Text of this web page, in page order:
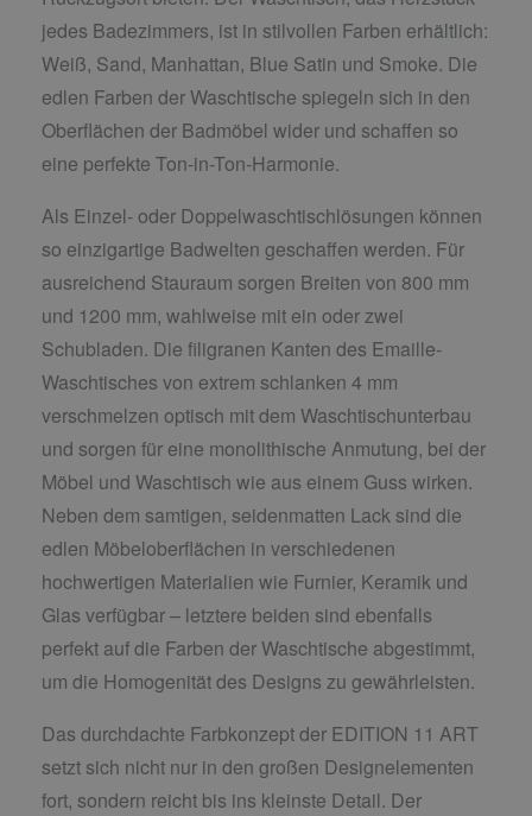
jedes Badezimmers, ist in stilvollen Farben erhältlich:
Weiß, Sand, Manhattan, Blue Satin und Smoke. Die
edlen Farben der Waschtische spiegeln sich in den
Oberflächen der Badmöbel wider und schaffen so
eine perfekte Ton-in-Ton-Harmonie.
Als Einzel- oder Doppelwaschtischlösungen können
so einzigartige Badwelten geschaffen werden. Für
ausreichend Stauraum sorgen Breiten von 800 mm
und 1200 mm, wahlweise mit ein oder zwei
Schubladen. Die filigranen Kanten des Emaille-
Waschtisches von extrem schlanken 4 mm
verschmelzen optisch mit dem Waschtischunterbau
und sorgen für eine monolithische Anmutung, bei der
Möbel und Waschtisch wie aus einem Guss wirken.
Neben dem samtigen, seidenmatten Lack sind die
edlen Möbeloberflächen in verschiedenen
hochwertigen Materialien wie Furnier, Keramik und
Glas verfügbar – letztere beiden sind ebenfalls
perfekt auf die Farben der Waschtische abgestimmt,
um die Homogenität des Designs zu gewährleisten.
Das durchdachte Farbkonzept der EDITION 11 ART
setzt sich nicht nur in den großen Designelementen
fort, sondern reicht bis ins kleinste Detail. Der